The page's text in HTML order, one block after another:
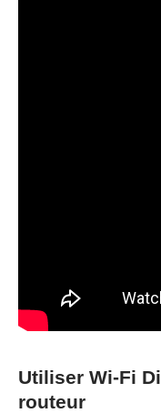
Utiliser Wi-Fi
routeur